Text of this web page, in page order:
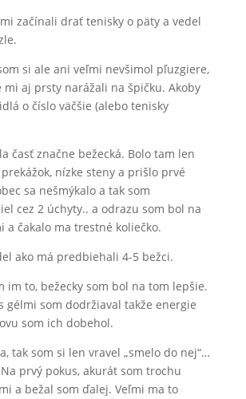
začínali drať tenisky o päty a vedel
si ale ani veľmi nevšimol pľuzgiere,
mi aj prsty narážali na špičku. Akoby
o číslo väčšie (alebo tenisky
časť značne bežecká. Bolo tam len
nízke steny a prišlo prvé
sa nešmýkalo a tak som
cez 2 úchyty.. a odrazu som bol na
a čakalo ma trestné koliečko.
ako má predbiehali 4-5 bežci.
im to, bežecky som bol na tom lepšie.
gélmi som dodržiaval takže energie
som ich dobehol.
tak som si len vravel „smelo do nej“…
prvý pokus, akurát som trochu
a bežal som ďalej. Veľmi ma to